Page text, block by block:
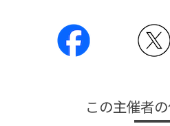
この主催者